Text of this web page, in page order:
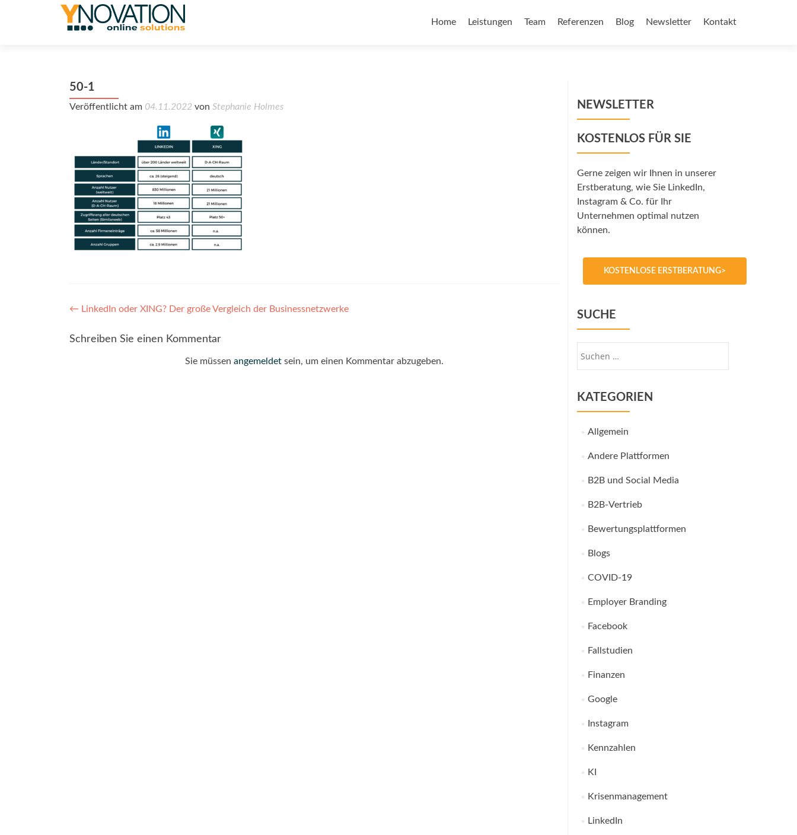
Home Leistungen Team Referenzen Blog Newsletter Kontakt
50-1
Veröffentlicht am 04.11.2022 von Stephanie Holmes
Post
navigation
← LinkedIn oder XING? Der große Vergleich der Businessnetzwerke
Schreiben Sie einen Kommentar
Sie müssen angemeldetsein, um einen Kommentar abzugeben.
NEWSLETTER
KOSTENLOS FÜR SIE
Gerne zeigen wir Ihnen in unserer
Erstberatung, wie Sie LinkedIn,
Instagram & Co. für Ihr
Unternehmen optimal nutzen
können.
KOSTENLOSE ERSTBERATUNG>
SUCHE
KATEGORIEN
Allgemein
Andere Plattformen
B2B und Social Media
B2B-Vertrieb
Bewertungsplattformen
Blogs
COVID-19
Employer Branding
Facebook
Fallstudien
Finanzen
Google
Instagram
Kennzahlen
KI
Krisenmanagement
LinkedIn